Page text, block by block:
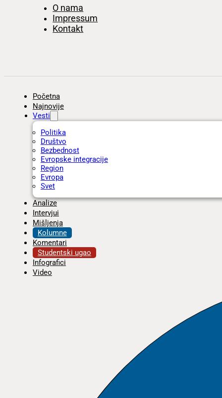
O nama
Impressum
Kontakt
Početna
Najnovije
Vesti
Politika
Društvo
Bezbednost
Evropske integracije
Region
Evropa
Svet
Analize
Intervjui
Mišljenja
Kolumne
Komentari
Studentski ugao
Infografici
Video